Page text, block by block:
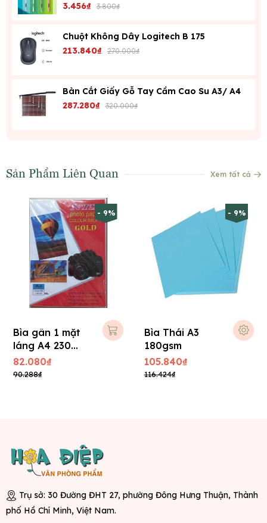
3.456₫ 3.800₫
Chuột Không Dây Logitech B 175
213.840₫ 270.000₫
Bàn Cắt Giấy Gỗ Tay Cầm Cao Su A3/ A4
287.280₫ 320.000₫
Sản Phẩm Liên Quan Xem tất cả
- 9%
Bìa gân 1 mặt
láng A4 230
gsm
82.080₫
90.288₫
- 9%
Bìa Thái A3
180gsm
105.840₫
116.424₫
Trụ sở: 30 Đường ĐHT 27, phường Đông Hưng Thuận, Thành
phố Hồ Chí Minh, Việt Nam.